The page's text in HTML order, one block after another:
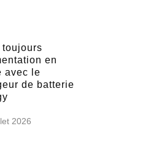
toujours
en
avec le
de batterie
2026